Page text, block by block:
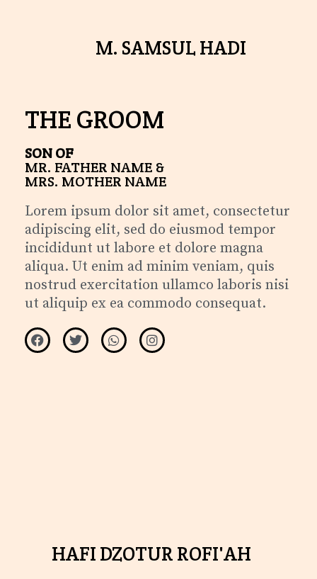
M. SAMSUL HADI
THE GROOM
SON OF
MR. FATHER NAME &
MRS. MOTHER NAME
Lorem ipsum dolor sit amet, consectetur
adipiscing elit, sed do eiusmod tempor
incididunt ut labore et dolore magna
aliqua. Ut enim ad minim veniam, quis
nostrud exercitation ullamco laboris nisi
ut aliquip ex ea commodo consequat.
HAFI DZOTUR ROFI'AH